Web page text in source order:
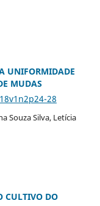
UNIFORMIDADE
MUDAS
28
Souza Silva, Letícia
CULTIVO DO